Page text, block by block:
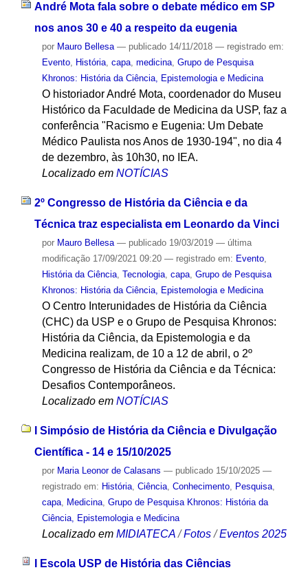
André Mota fala sobre o debate médico em SP
nos anos 30 e 40 a respeito da eugenia
por Mauro Bellesa — publicado14/11/2018 — registrado em:
Evento, História, capa, medicina, Grupo de Pesquisa
Khronos: História da Ciência, Epistemologia e Medicina
O historiador André Mota, coordenador do Museu
Histórico da Faculdade de Medicina da USP, faz a
conferência "Racismo e Eugenia: Um Debate
Médico Paulista nos Anos de 1930-194", no dia 4
de dezembro, às 10h30, no IEA.
Localizado em NOTÍCIAS
2º Congresso de História da Ciência e da
Técnica traz especialista em Leonardo da Vinci
por Mauro Bellesa — publicado19/03/2019 — última
modificação17/09/2021 09:20 — registrado em: Evento,
História da Ciência, Tecnologia, capa, Grupo de Pesquisa
Khronos: História da Ciência, Epistemologia e Medicina
O Centro Interunidades de História da Ciência
(CHC) da USP e o Grupo de Pesquisa Khronos:
História da Ciência, da Epistemologia e da
Medicina realizam, de 10 a 12 de abril, o 2º
Congresso de História da Ciência e da Técnica:
Desafios Contemporâneos.
Localizado em NOTÍCIAS
I Simpósio de História da Ciência e Divulgação
Científica - 14 e 15/10/2025
por Maria Leonor de Calasans — publicado15/10/2025 —
registrado em: História, Ciência, Conhecimento, Pesquisa,
capa, Medicina, Grupo de Pesquisa Khronos: História da
Ciência, Epistemologia e Medicina
Localizado em MIDIATECA /Fotos /Eventos 2025
I Escola USP de História das Ciências